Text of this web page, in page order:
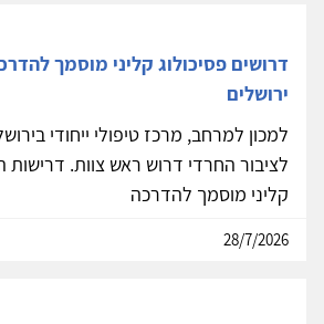
דרושים פסיכולוג קליני מוסמך
ירושלים
למכון למרחב, מרכז טיפולי ייחודי
לציבור החרדי דרוש ראש צוות. דרישות
קליני מוסמך להדרכה
28/7/2026